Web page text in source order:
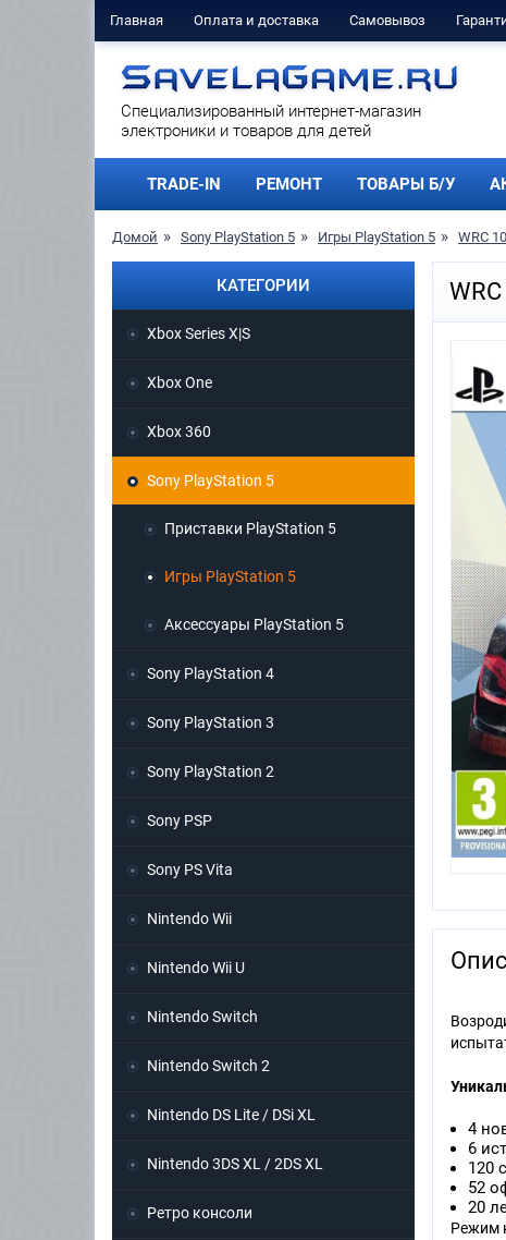
Главная Оплата и доставка Самовывоз
Cпециализированный интернет-магазин
электроники и товаров для детей
TRADE-IN РЕМОНТ ТОВАРЫ Б/У
Домой Sony PlayStation 5 Игры PlayStation 5 WRC
4
6
120
52
20
Режим
КАТЕГОРИИ
Xbox Series X|S
Xbox One
Xbox 360
Sony PlayStation 5
Приставки PlayStation 5
Игры PlayStation 5
Аксессуары PlayStation 5
Sony PlayStation 4
Sony PlayStation 3
Sony PlayStation 2
Sony PSP
Sony PS Vita
Nintendo Wii
Nintendo Wii U
Nintendo Switch
Nintendo Switch 2
Nintendo DS Lite / DSi XL
Nintendo 3DS XL / 2DS XL
Ретро консоли